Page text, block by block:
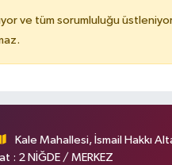
ve tüm sorumluluğu
Kale Mahallesi, İsmail Hakkı
: 2 NİĞDE / MERKEZ